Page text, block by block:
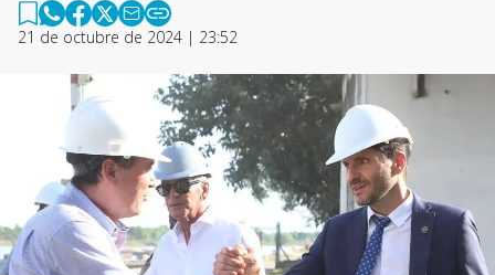
21 de octubre de 2024 | 23:52